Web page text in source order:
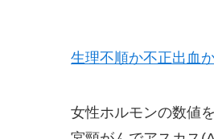
生理不順か不正出血
女性ホルモンの数値